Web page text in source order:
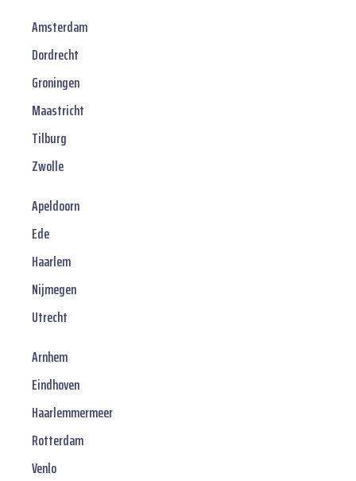
Amsterdam
Dordrecht
Groningen
Maastricht
Tilburg
Zwolle
Apeldoorn
Ede
Haarlem
Nijmegen
Utrecht
Arnhem
Eindhoven
Haarlemmermeer
Rotterdam
Venlo